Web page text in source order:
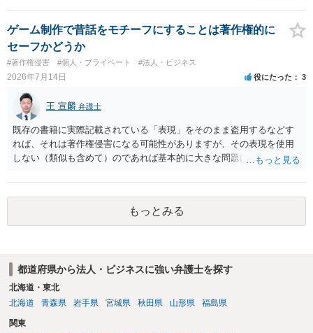
確認してください。 2．メロディーや伴奏の使用について AIボーカル
を自分の歌声に差し替えても、メロディーや伴奏を使用する以上、Su
noの規約が適用されます。有料プランで適法に生成したものであれ
ば、原則として使用可能です。 3．著作権とJASRAC登録について Su
noが商用利用を認めていても、日本法上、その楽曲に著作権が発生す
るとは限りません。AIが自動生成したメロディーや伴奏について、人
の創作的な関与が乏しい場合、著作権が認められない可能性がありま
す。自分で歌い直しただけで、作曲部分の著作権が発生するわけでも
ありません。 なお、自分で歌い直した歌唱については、楽曲自体に著
作権が成立するか否かとは別に、実演家としての著作隣接権が生じま
す。ただし、この権利は、Sunoが生成したメロディーや伴奏自体につ
いて著作権を取得することを意味するものではありません。 JASRAC
への登録は必須ではありません。登録を希望する場合は、自分が作
詞、作曲、編曲等にどの程度創作的に関与したかを説明できることが
重要です。 4．音楽配信やライブについて SpotifyやApple Musicでの
配信、販売、ライブでの歌唱も、Sunoの規約上の商用利用条件を満た
日、有料プランの契約状況、プロンプト、修正・編集の履歴を保存し
や、第三者が同じような楽曲を生成する可能性にも注意が必要です。
最終的には、個別の楽曲の制作過程と、利用時点のSuno及び配信サー
ビスの規約を確認して判断することになります。
ゲーム制作で昔話をモチーフにすることは著作権的に
セーフかどうか
#著作権侵害 #個人・プライベート #法人・ビジネス
2026年7月14日 役にたった 3
王 宣麟 弁護士
既存の書籍に実際記載されている「表現」をそのまま盗用するなどす
れば、それは著作権侵害になる可能性がありますが、その表現を使用
しない（類似も含めて）のであれば基本的に大きな問題は生じないか
現」であり、昔話の大筋や設定の骨子だけを使うのは、一般にアイデ
ア利用の範囲です。 一方で、特定の作品の文章をそのまま使うことは
もちろん、表現の選び方や展開が「その作品の本質的特徴を直接感得
できる」レベルだと、翻案や二次的著作物の問題が出ますのでこの点
もっとみる
都道府県から法人・ビジネスに強い弁護士を探す
北海道・東北
北海道
青森県 岩手県 宮城県 秋田県 山形県 福島県
関東